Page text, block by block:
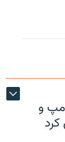
و
کرد